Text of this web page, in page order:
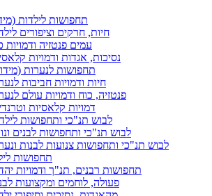
תחפושות לילדות (מידות
חיות, חרקים וציפורים
עמים פנטזיה ודמויות
נסיכות, אגדות ודמויות
תחפושות לנערות (מידות 12-
חיות ודמויות חביבות
פנטזיה, כוח ודמויות עולם
דמויות קלאסיות
לבוש תנ"כי ותחפושות
לבוש תנ"כי ותחפושות לבנים
לבוש תנ"כי ותחפושות צנועות לבנות
תחפושות
תחפושות רבנים, תנ"ך ודמויות
פעולה, לוחמים ומקצועות